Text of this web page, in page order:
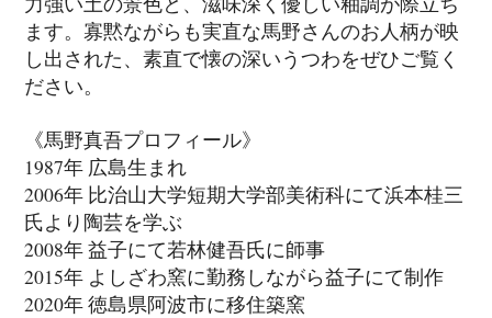
ます。寡黙ながらも実直な馬野さんのお人柄が映
し出された、素直で懐の深いうつわをぜひご覧く
ださい。
《馬野真吾プロフィール》
1987年 広島生まれ
2006年 比治山大学短期大学部美術科にて浜本桂三
氏より陶芸を学ぶ
2008年 益子にて若林健吾氏に師事
2015年 よしざわ窯に勤務しながら益子にて制作
2020年 徳島県阿波市に移住築窯